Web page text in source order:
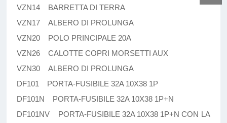
VZN14 BARRETTA DI TERRA
VZN17 ALBERO DI PROLUNGA
VZN20 POLO PRINCIPALE 20A
VZN26 CALOTTE COPRI MORSETTI AUX
VZN30 ALBERO DI PROLUNGA
DF101 PORTA-FUSIBILE 32A 10X38 1P
DF101N PORTA-FUSIBILE 32A 10X38 1P+N
DF101NV PORTA-FUSIBILE 32A 10X38 1P+N CON LA